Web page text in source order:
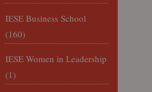
IESE Business School
(160)
IESE Women in Leadership
(1)